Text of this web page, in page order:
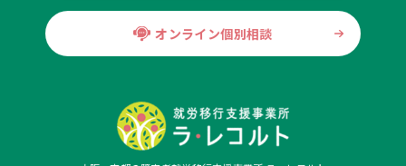
オンライン個別相談